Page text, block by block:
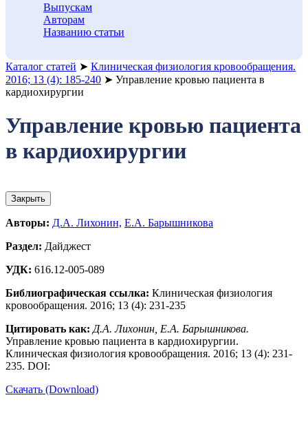
Выпускам
Авторам
Названию статьи
Каталог статей ➤ Клиническая физиология кровообращения.
2016; 13 (4): 185-240 ➤ Управление кровью пациента в
кардиохирургии
Управление кровью пациента
в кардиохирургии
Закрыть
Авторы: Д.А. Лихонин, Е.А. Барышникова
Раздел: Дайджест
УДК: 616.12-005-089
Библиографическая ссылка: Клиническая физиология
кровообращения. 2016; 13 (4): 231-235
Цитировать как: Д.А. Лихонин, Е.А. Барышникова.
Управление кровью пациента в кардиохирургии.
Клиническая физиология кровообращения. 2016; 13 (4): 231-
235. DOI:
Скачать (Download)